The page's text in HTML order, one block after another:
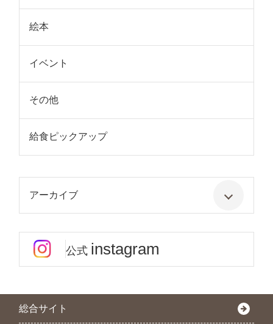
絵本
イベント
その他
給食ピックアップ
アーカイブ
公式 instagram
総合サイト